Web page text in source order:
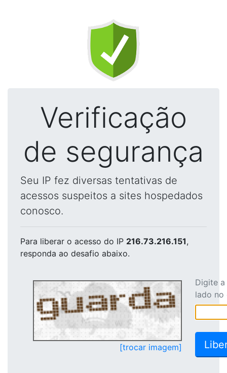
Verificação
de segurança
Seu IP fez diversas tentativas de
acessos suspeitos a sites hospedados
conosco.
Para liberar o acesso do IP 216.73.216.151,
responda ao desafio abaixo.
[trocar imagem]
Digite
lado no